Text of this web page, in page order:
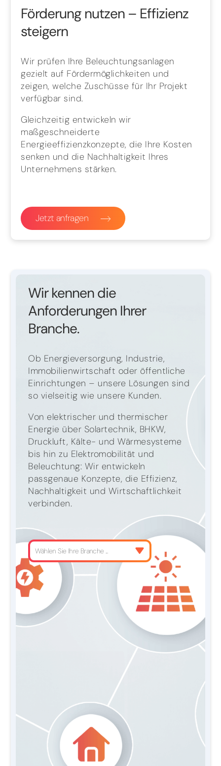
Förderung nutzen – Effizienz
steigern
Wir prüfen Ihre Beleuchtungsanlagen
gezielt auf Fördermöglichkeiten und
zeigen, welche Zuschüsse für Ihr Projekt
verfügbar sind.
Gleichzeitig entwickeln wir
maßgeschneiderte
Energieeffizienzkonzepte, die Ihre Kosten
senken und die Nachhaltigkeit Ihres
Unternehmens stärken.
Jetzt anfragen
Wir kennen die
Anforderungen Ihrer
Branche.
Ob Energieversorgung, Industrie,
Immobilienwirtschaft oder öffentliche
Einrichtungen – unsere Lösungen sind
so vielseitig wie unsere Kunden.
Von elektrischer und thermischer
Energie über Solartechnik, BHKW,
Druckluft, Kälte- und Wärmesysteme
bis hin zu Elektromobilität und
Beleuchtung: Wir entwickeln
passgenaue Konzepte, die Effizienz,
Nachhaltigkeit und Wirtschaftlichkeit
verbinden.
Wählen Sie Ihre Branche ...